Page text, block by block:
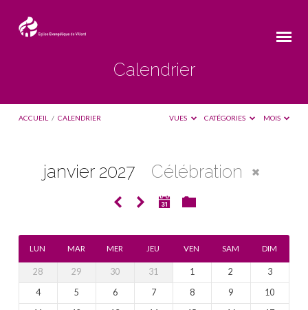
Calendrier
ACCUEIL / CALENDRIER VUES CATÉGORIES MOIS
Calendrier
janvier 2027 Célébration
LUN MAR MER JEU VEN SAM DIM
28 29 30 31 1 2
3
4
5 6 7 8 9
10